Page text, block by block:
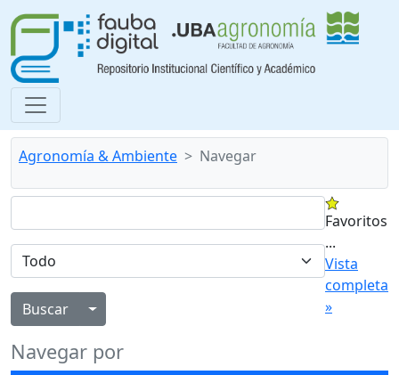
Agronomía & Ambiente Navegar
Alternar menú desplegable
Favoritos
...
Vista
completa
»
Navegar por